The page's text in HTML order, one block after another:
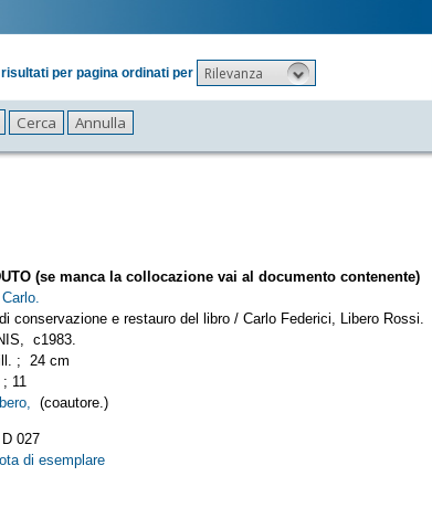
risultati per pagina ordinati per Rilevanza